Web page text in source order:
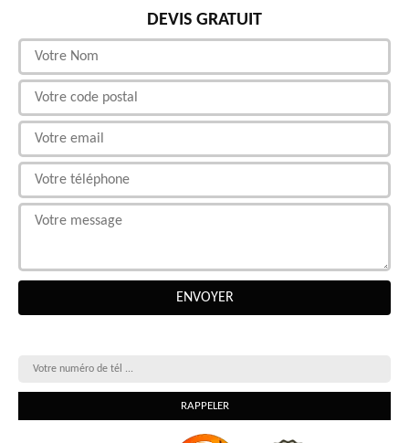
DEVIS GRATUIT